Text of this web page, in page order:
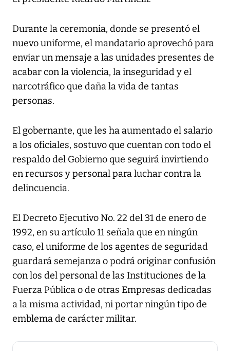
Durante la ceremonia, donde se presentó el
nuevo uniforme, el mandatario aprovechó para
enviar un mensaje a las unidades presentes de
acabar con la violencia, la inseguridad y el
narcotráfico que daña la vida de tantas
personas.
El gobernante, que les ha aumentado el salario
a los oficiales, sostuvo que cuentan con todo el
respaldo del Gobierno que seguirá invirtiendo
en recursos y personal para luchar contra la
delincuencia.
El Decreto Ejecutivo No. 22 del 31 de enero de
1992, en su artículo 11 señala que en ningún
caso, el uniforme de los agentes de seguridad
guardará semejanza o podrá originar confusión
con los del personal de las Instituciones de la
Fuerza Pública o de otras Empresas dedicadas
a la misma actividad, ni portar ningún tipo de
emblema de carácter militar.